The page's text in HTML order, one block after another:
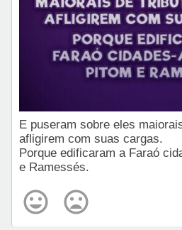
E puseram sobre eles
afligirem com suas cargas.
Porque edificaram a Faraó
e Ramessés.